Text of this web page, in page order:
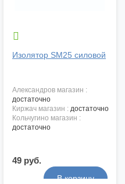

Изолятор SM25 силовой
александров магазин :
достаточно
киржач магазин : достаточно
кольчугино магазин :
достаточно
49 руб.